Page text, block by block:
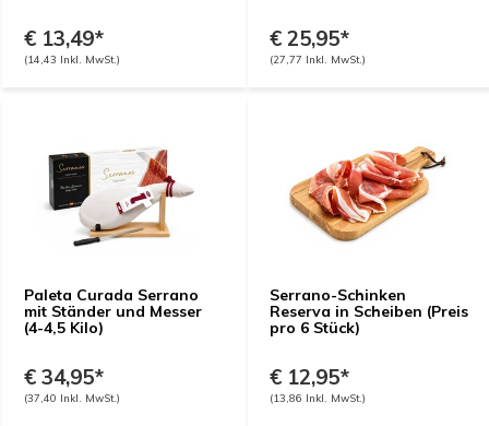
€ 13,49*
(14,43 Inkl. MwSt.)
€ 25,95*
(27,77 Inkl. MwSt.)
Paleta Curada Serrano
mit Ständer und Messer
(4-4,5 Kilo)
€ 34,95*
(37,40 Inkl. MwSt.)
Serrano-Schinken
Reserva in Scheiben (Preis
pro 6 Stück)
€ 12,95*
(13,86 Inkl. MwSt.)